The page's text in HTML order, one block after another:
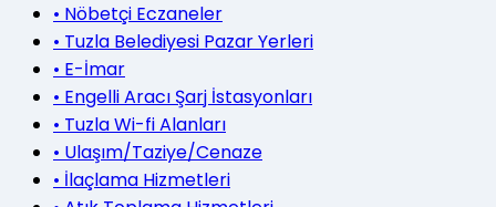
• Nöbetçi Eczaneler
• Tuzla Belediyesi Pazar Yerleri
• E-İmar
• Engelli Aracı Şarj İstasyonları
• Tuzla Wi-fi Alanları
• Ulaşım/Taziye/Cenaze
• İlaçlama Hizmetleri